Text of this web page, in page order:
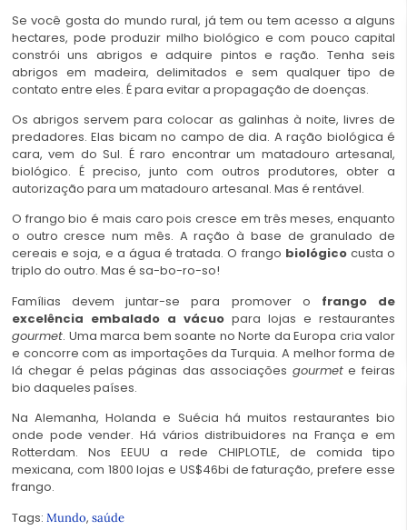
Se você gosta do mundo rural, já tem ou tem acesso a alguns
hectares, pode produzir milho biológico e com pouco capital
constrói uns abrigos e adquire pintos e ração. Tenha seis
abrigos em madeira, delimitados e sem qualquer tipo de
contato entre eles. É para evitar a propagação de doenças.
Os abrigos servem para colocar as galinhas à noite, livres de
predadores. Elas bicam no campo de dia. A ração biológica é
cara, vem do Sul. É raro encontrar um matadouro artesanal,
biológico. É preciso, junto com outros produtores, obter a
autorização para um matadouro artesanal. Mas é rentável.
O frango bio é mais caro pois cresce em três meses, enquanto
o outro cresce num mês. A ração à base de granulado de
cereais e soja, e a água é tratada. O frango biológicocusta o
triplo do outro. Mas é sa-bo-ro-so!
Famílias devem juntar-se para promover o frango de
excelência embalado a vácuo para lojas e restaurantes
gourmet. Uma marca bem soante no Norte da Europa cria valor
e concorre com as importações da Turquia. A melhor forma de
lá chegar é pelas páginas das associações gourmete feiras
bio daqueles países.
Na Alemanha, Holanda e Suécia há muitos restaurantes bio
onde pode vender. Há vários distribuidores na França e em
Rotterdam. Nos EEUU a rede CHIPLOTLE, de comida tipo
mexicana, com 1800 lojas e US$46bi de faturação, prefere esse
frango.
Tags: Mundo, saúde